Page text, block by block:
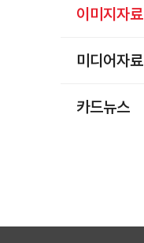
이미지자료
미디어자료
카드뉴스